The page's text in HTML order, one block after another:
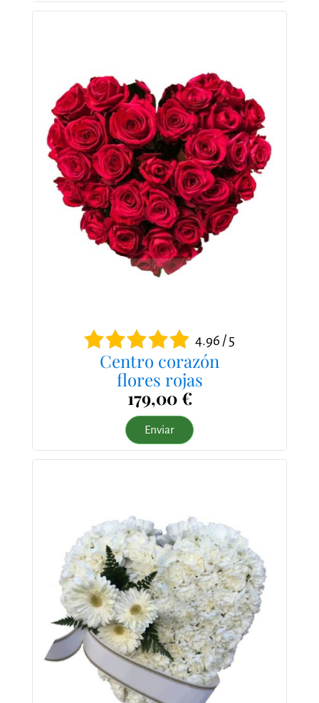
4.96 / 5
Centro corazón
flores rojas
179,00 €
Enviar